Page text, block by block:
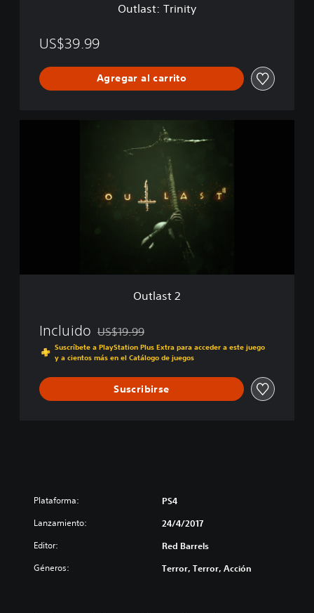
Outlast: Trinity
US$39.99
Agregar al carrito
Outlast 2
Incluido Rebajado del precio original de US$19.99
US$19.99
Suscríbete a PlayStation Plus Extra para acceder a este juego
y a cientos más en el Catálogo de juegos
Suscribirse
Plataforma: PS4
Lanzamiento: 24/4/2017
Editor: Red Barrels
Géneros: Terror, Terror, Acción